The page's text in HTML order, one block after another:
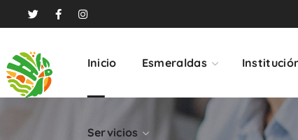
Inicio Esmeraldas
Servicios